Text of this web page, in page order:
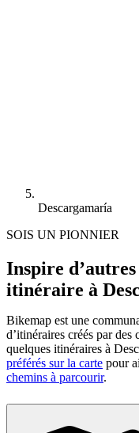
Descargamaría
SOIS UN PIONNIER
Inspire
itinéraire à
Bikemap est une
d’itinéraires créés par des
quelques itinéraires à
préférés sur la carte pour
chemins à parcourir.